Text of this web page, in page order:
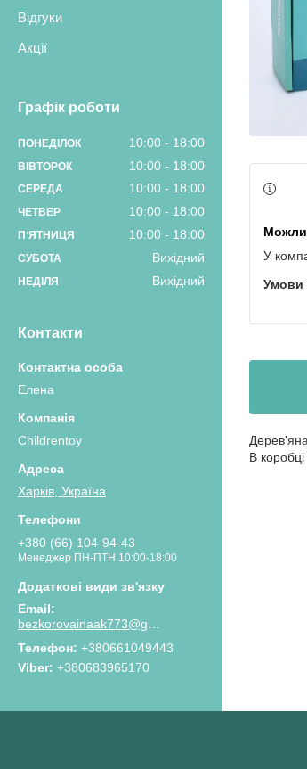
Відгуки
Акції
Графік роботи
ПОНЕДІЛОК 10:00 18:00
ВІВТОРОК 10:00 18:00
СЕРЕДА 10:00 18:00
ЧЕТВЕР 10:00 18:00
ПʼЯТНИЦЯ 10:00 18:00
СУБОТА Вихідний
НЕДІЛЯ Вихідний
Контакти
Елена
Childrentoy
Харків, Україна
+380 (66) 104-94-43
Менеджер ПН-ПТН 10:00-18:00
bezkorovainaak773@gmail.com
Телефон +380661049443
Viber +380683965170
У
В